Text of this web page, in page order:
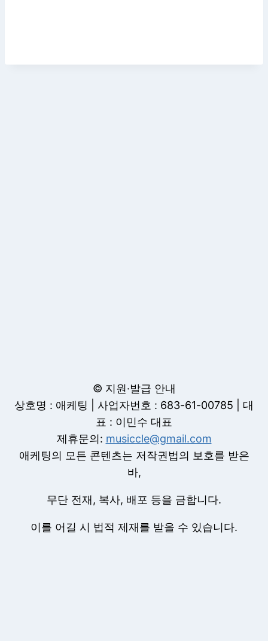
© 지원·발급 안내
상호명 : 애케팅 | 사업자번호 : 683-61-00785 | 대
표 : 이민수 대표
제휴문의: musiccle@gmail.com
애케팅의 모든 콘텐츠는 저작권법의 보호를 받은
바,
무단 전재, 복사, 배포 등을 금합니다.
이를 어길 시 법적 제재를 받을 수 있습니다.